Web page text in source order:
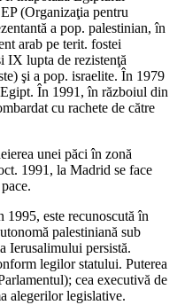
(Organizaţia pentru
a pop. palestinian, în
arab pe terit. fostei
lupta de rezistenţă
şi a pop. israelite. În 1979
În 1991, în războiul din
cu rachete de către
unei păci în zonă
1991, la Madrid se face
este recunoscută în
palestiniană sub
Ierusalimului persistă.
legilor statu­lui. Puterea
cea executivă de
alegerilor legislative.